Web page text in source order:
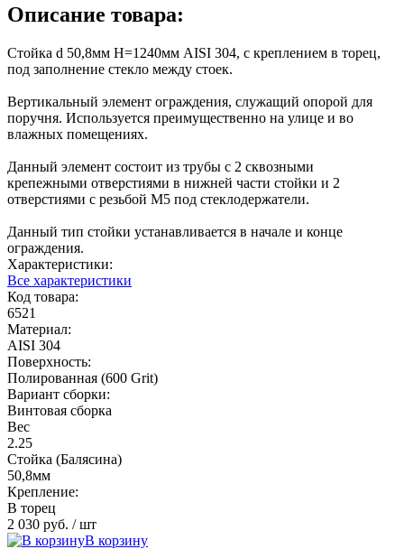
Описание товара:
Стойка d 50,8мм H=1240мм AISI 304, с креплением в торец,
под заполнение стекло между стоек.
Вертикальный элемент ограждения, служащий опорой для
поручня. Используется преимущественно на улице и во
влажных помещениях.
Данный элемент состоит из трубы с 2 сквозными
крепежными отверстиями в нижней части стойки и 2
отверстиями с резьбой М5 под стеклодержатели.
Данный тип стойки устанавливается в начале и конце
ограждения.
Характеристики:
Все характеристики
Код товара:
6521
Материал:
AISI 304
Поверхность:
Полированная (600 Grit)
Вариант сборки:
Винтовая сборка
Вес
2.25
Стойка (Балясина)
50,8мм
Крепление:
В торец
2 030 руб. / шт
В корзину